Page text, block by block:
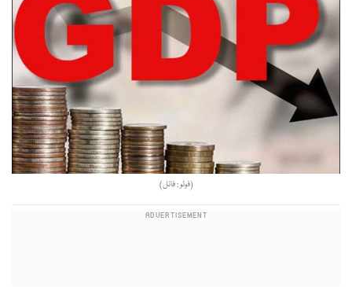
(فوٹو : فائل)